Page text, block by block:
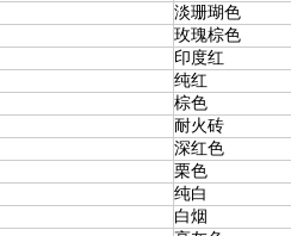
淡珊瑚色
玫瑰棕色
印度红
纯红
棕色
耐火砖
深红色
栗色
纯白
白烟